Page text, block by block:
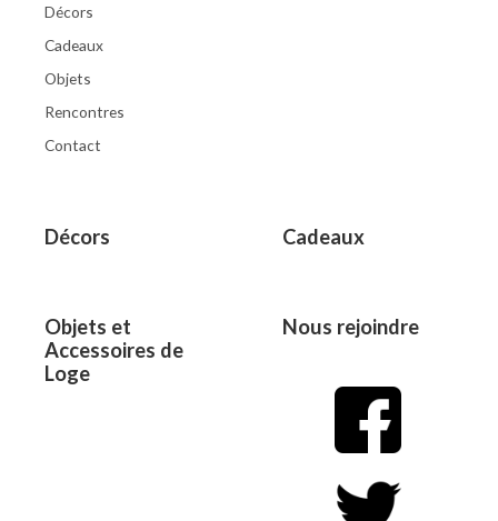
Décors
Cadeaux
Objets
Rencontres
Contact
Décors Cadeaux
Objets et
Accessoires de
Loge
Nous rejoindre